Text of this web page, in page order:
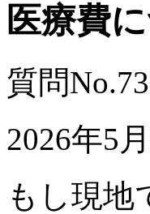
医療費
質問
2026年5
もし現地